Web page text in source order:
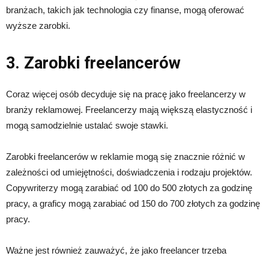
branżach, takich jak technologia czy finanse, mogą oferować
wyższe zarobki.
3. Zarobki freelancerów
Coraz więcej osób decyduje się na pracę jako freelancerzy w
branży reklamowej. Freelancerzy mają większą elastyczność i
mogą samodzielnie ustalać swoje stawki.
Zarobki freelancerów w reklamie mogą się znacznie różnić w
zależności od umiejętności, doświadczenia i rodzaju projektów.
Copywriterzy mogą zarabiać od 100 do 500 złotych za godzinę
pracy, a graficy mogą zarabiać od 150 do 700 złotych za godzinę
pracy.
Ważne jest również zauważyć, że jako freelancer trzeba